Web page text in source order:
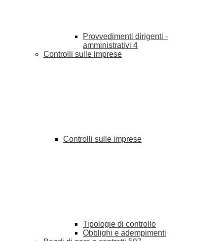
Provvedimenti dirigenti -
amministrativi 4
Controlli sulle imprese
Controlli sulle imprese
Tipologie di controllo
Obblighi e adempimenti